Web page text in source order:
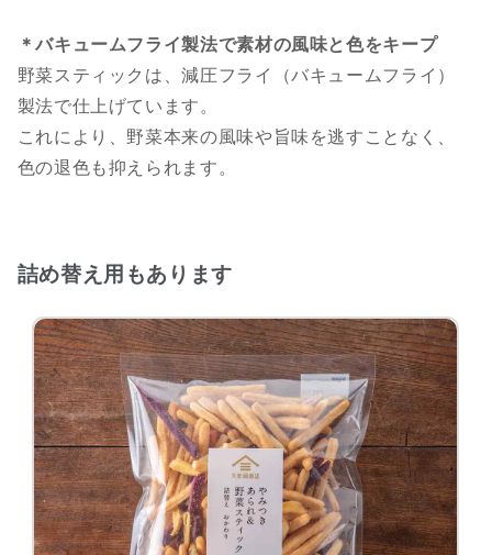
＊バキュームフライ製法で素材の風味と色をキープ
野菜スティックは、減圧フライ（バキュームフライ）
製法で仕上げています。
これにより、野菜本来の風味や旨味を逃すことなく、
色の退色も抑えられます。
詰め替え用もあります